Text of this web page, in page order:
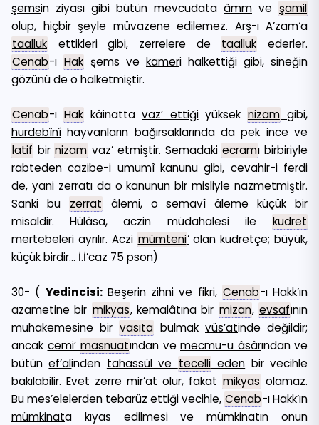
şemsin ziyası gibi bütün mevcudata âmm ve şamil
olup, hiçbir şeyle müvazene edilemez. Arş-ı A’zam‘a
taalluk ettikleri gibi, zerrelere de taalluk ederler.
Cenab-ı Hak şems ve kameri halkettiği gibi, sineğin
gözünü de o halketmiştir.
Cenab-ı Hak kâinattavaz’ ettiğiyüksek nizam gibi,
hurdebînî hayvanların bağırsaklarında da pek ince ve
latif bir nizam vaz’ etmiştir. Semadaki ecramı birbiriyle
rabtedencazibe-i umumîkanunu gibi, cevahir-i ferdi
de, yani zerratı da o kanunun bir misliyle nazmetmiştir.
Sanki bu
zerrat âlemi, o semavî âleme küçük bir
misaldir. Hülâsa, aczin müdahalesi ile kudret
mertebeleri ayrılır. Aczi mümteni’olan kudretçe; büyük,
küçük birdir… İ.İ’caz 75 pson)
30- ( Yedincisi:Beşerin zihni ve fikri, Cenab-ı Hakk’ın
azametine bir mikyas, kemalâtına bir mizan, evsafının
muhakemesine bir vasıta bulmak vüs’atinde değildir;
ancak cemi’ masnuatından ve mecmu-u âsârından ve
bütünef’alinden tahassül ve tecelli eden bir vecihle
bakılabilir. Evet zerre mir’at olur, fakat mikyas olamaz.
Bu mes’elelerden tebarüz ettiğivecihle, Cenab-ı Hakk’ın
mümkinata kıyas edilmesi ve mümkinatın onun